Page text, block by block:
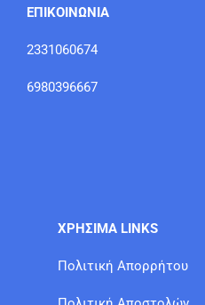
ΕΠΙΚΟΙΝΩΝΙΑ
2331060674
6980396667
ΧΡΗΣΙΜΑ LINKS
Πολιτική Απορρήτου